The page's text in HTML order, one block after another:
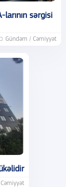
larının sərgisi
Gündəm / Cəmiyyət